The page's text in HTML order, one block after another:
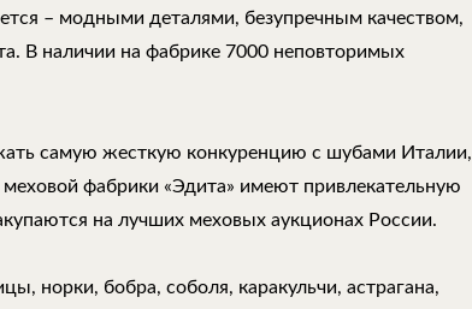
– модными деталями, безупречным качеством,
В наличии на фабрике 7000 неповторимых
самую жесткую конкуренцию с шубами Италии,
фабрики «Эдита» имеют привлекательную
на лучших меховых аукционах России.
норки, бобра, соболя, каракульчи, астрагана,